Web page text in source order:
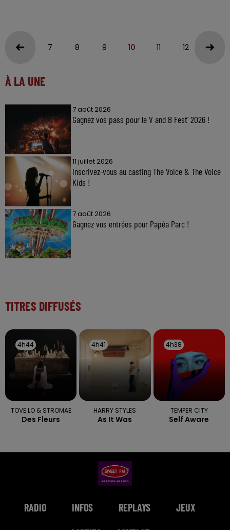
7 8 9 10 11 12 13
À LA UNE
7 août 2026
Gagnez vos pass pour le V and B Fest' 2026 !
11 juillet 2026
Inscrivez-vous au casting The Voice & The Voice
Kids !
7 août 2026
Gagnez vos entrées pour Papéa Parc !
TITRES DIFFUSÉS
4h44
4h44
TOVE LO & STROMAE
Des Fleurs
4h41
4h41
HARRY STYLES
As It Was
4h38
4h38
TEMPER CITY
Self Aware
RADIO INFOS REPLAYS JEUX